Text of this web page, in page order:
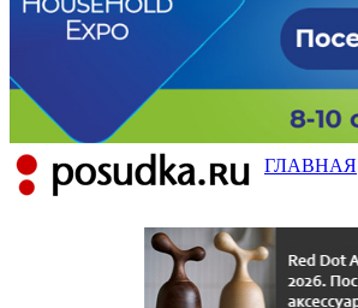
ГЛАВНАЯ